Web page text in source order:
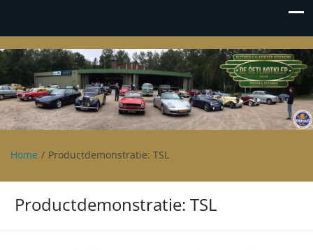
Oetlaotklep
Oldtimer en klassieker vereniging De Oetlaotklep
Home Productdemonstratie: TSL
Productdemonstratie: TSL